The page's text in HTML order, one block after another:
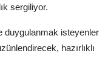
sergiliyor.
duygulanmak isteyenler
hazırlıklı